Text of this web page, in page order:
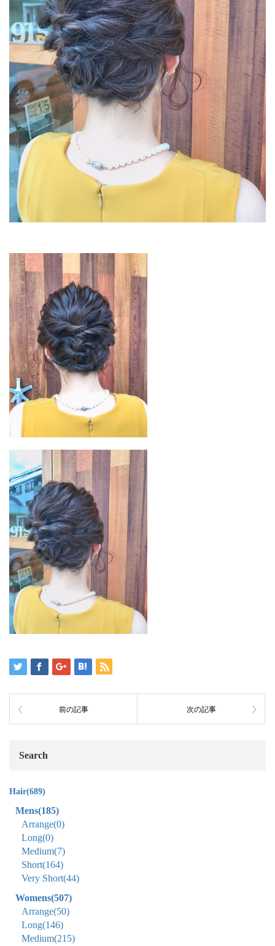
前の記事 次の記事
Search
Hair(689)
Mens(185)
Arrange(0)
Long(0)
Medium(7)
Short(164)
Very Short(44)
Womens(507)
Arrange(50)
Long(146)
Medium(215)